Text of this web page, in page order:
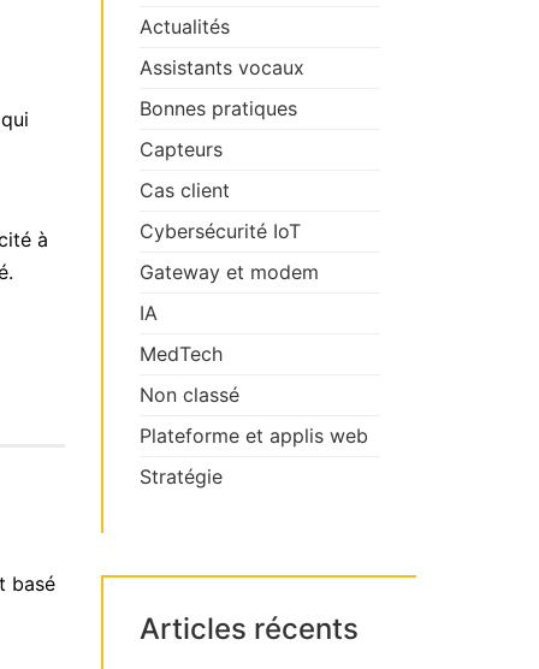
à
basé
Actualités
Assistants vocaux
Bonnes pratiques
Capteurs
Cas client
Cybersécurité IoT
Gateway et modem
IA
MedTech
Non classé
Plateforme et applis web
Stratégie
Articles récents